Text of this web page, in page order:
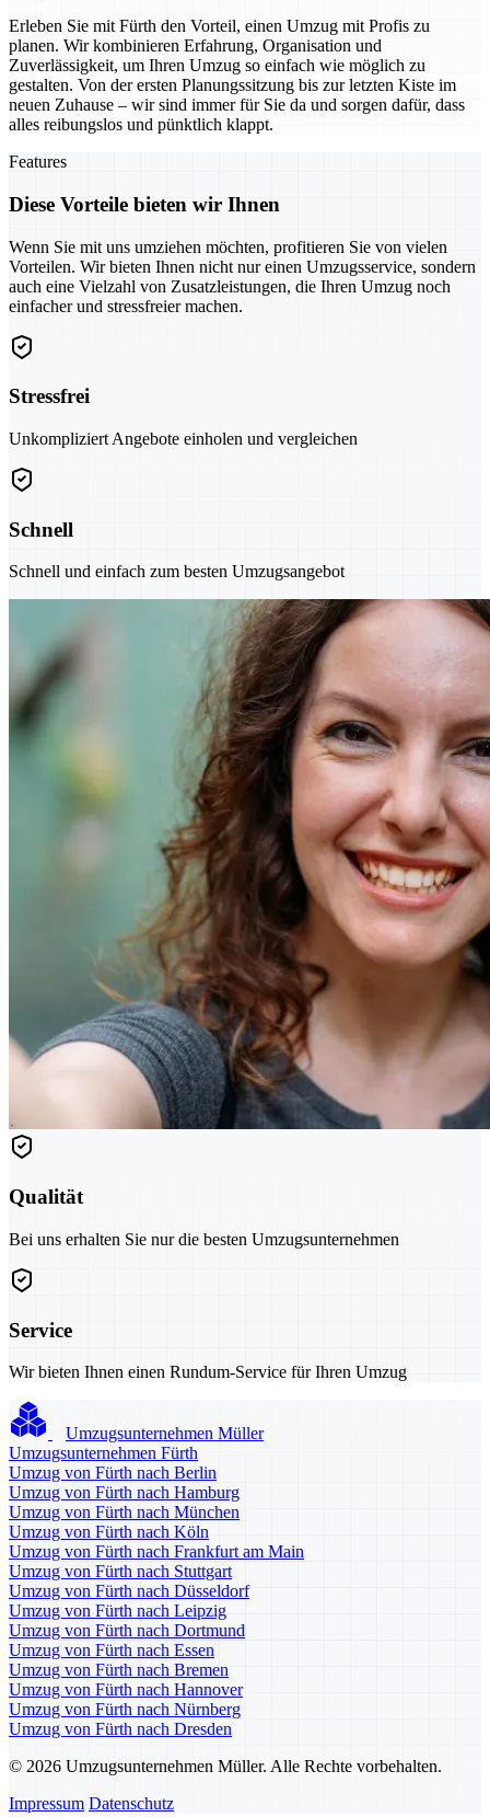
Erleben Sie mit Fürth den Vorteil, einen Umzug mit Profis zu
planen. Wir kombinieren Erfahrung, Organisation und
Zuverlässigkeit, um Ihren Umzug so einfach wie möglich zu
gestalten. Von der ersten Planungssitzung bis zur letzten Kiste im
neuen Zuhause – wir sind immer für Sie da und sorgen dafür, dass
alles reibungslos und pünktlich klappt.
Features
Diese Vorteile bieten wir Ihnen
Wenn Sie mit uns umziehen möchten, profitieren Sie von vielen
Vorteilen. Wir bieten Ihnen nicht nur einen Umzugsservice, sondern
auch eine Vielzahl von Zusatzleistungen, die Ihren Umzug noch
einfacher und stressfreier machen.
Stressfrei
Unkompliziert Angebote einholen und vergleichen
Schnell
Schnell und einfach zum besten Umzugsangebot
Qualität
Bei uns erhalten Sie nur die besten Umzugsunternehmen
Service
Wir bieten Ihnen einen Rundum-Service für Ihren Umzug
Umzugsunternehmen Müller
Umzugsunternehmen Fürth
Umzug von Fürth nach Berlin
Umzug von Fürth nach Hamburg
Umzug von Fürth nach München
Umzug von Fürth nach Köln
Umzug von Fürth nach Frankfurt am Main
Umzug von Fürth nach Stuttgart
Umzug von Fürth nach Düsseldorf
Umzug von Fürth nach Leipzig
Umzug von Fürth nach Dortmund
Umzug von Fürth nach Essen
Umzug von Fürth nach Bremen
Umzug von Fürth nach Hannover
Umzug von Fürth nach Nürnberg
Umzug von Fürth nach Dresden
© 2026 Umzugsunternehmen Müller. Alle Rechte vorbehalten.
Impressum Datenschutz